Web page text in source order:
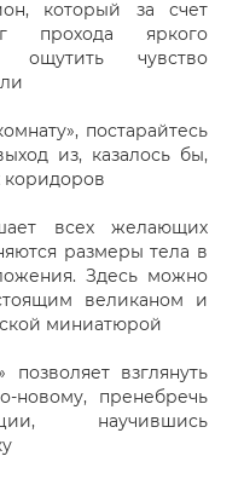
который за счет
прохода яркого
ощутить чувство
постарайтесь
из, казалось бы,
коридоров
всех желающих
размеры тела в
Здесь можно
великаном и
миниатюрой
позволяет взглянуть
новому, пренебречь
научившись